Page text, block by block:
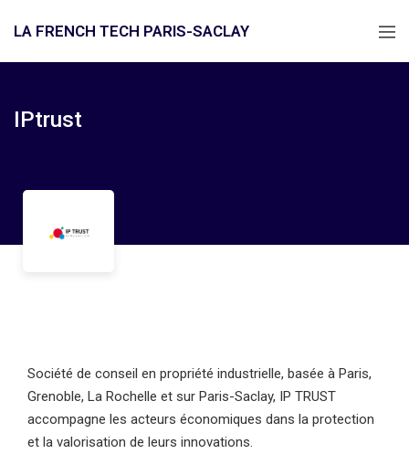
LA FRENCH TECH PARIS-SACLAY
IPtrust
Société de conseil en propriété industrielle, basée à Paris,
Grenoble, La Rochelle et sur Paris-Saclay, IP TRUST
accompagne les acteurs économiques dans la protection
et la valorisation de leurs innovations.